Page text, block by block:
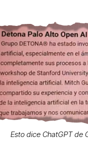
Esto dice ChatGPT de